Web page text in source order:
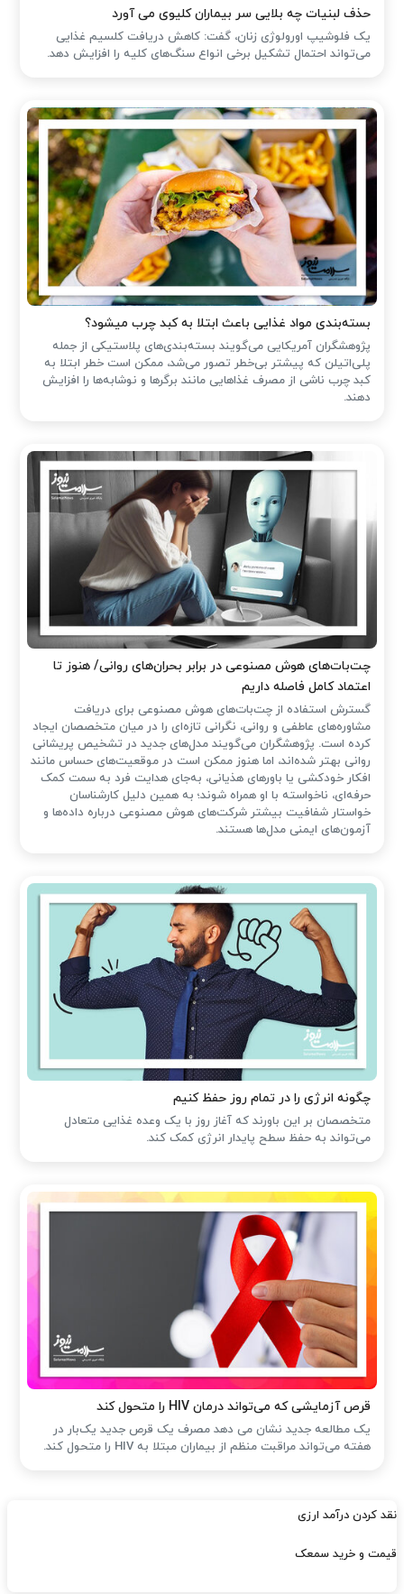
حذف لبنیات چه بلایی سر بیماران کلیوی می آورد
یک فلوشیپ اورولوژی زنان، گفت: کاهش دریافت کلسیم غذایی
می‌تواند احتمال تشکیل برخی انواع سنگ‌های کلیه را افزایش دهد.
بسته‌بندی مواد غذایی باعث ابتلا به کبد چرب میشود؟
پژوهشگران آمریکایی می‌گویند بسته‌بندی‌های پلاستیکی از جمله
پلی‌اتیلن که پیشتر بی‌خطر تصور می‌شد، ممکن است خطر ابتلا به
کبد چرب ناشی از مصرف غذاهایی مانند برگرها و نوشابه‌ها را افزایش
دهند.
چت‌بات‌های هوش مصنوعی در برابر بحران‌های روانی/ هنوز تا
اعتماد کامل فاصله داریم
گسترش استفاده از چت‌بات‌های هوش مصنوعی برای دریافت
مشاوره‌های عاطفی و روانی، نگرانی تازه‌ای را در میان متخصصان ایجاد
کرده است. پژوهشگران می‌گویند مدل‌های جدید در تشخیص پریشانی
روانی بهتر شده‌اند، اما هنوز ممکن است در موقعیت‌های حساس مانند
افکار خودکشی یا باورهای هذیانی، به‌جای هدایت فرد به سمت کمک
حرفه‌ای، ناخواسته با او همراه شوند؛ به همین دلیل کارشناسان
خواستار شفافیت بیشتر شرکت‌های هوش مصنوعی درباره داده‌ها و
آزمون‌های ایمنی مدل‌ها هستند.
چگونه انرژی را در تمام روز حفظ کنیم
متخصصان بر این باورند که آغاز روز با یک وعده غذایی متعادل
می‌تواند به حفظ سطح پایدار انرژی کمک کند.
قرص آزمایشی که می‌تواند درمان HIV را متحول کند
یک مطالعه جدید نشان می دهد مصرف یک قرص جدید یک‌بار در
هفته می‌تواند مراقبت منظم از بیماران مبتلا به HIV را متحول کند.
نقد کردن درآمد ارزی
قیمت و خرید سمعک